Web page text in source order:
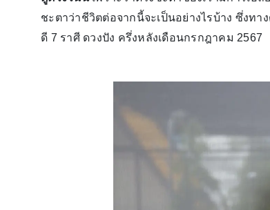
ชะตาว่าชีวิตต่อจากนี้จะเป็นอย่างไรบ้าง ซึ่งท
ดี 7 ราศี ดวงปัง ครึ่งหลังเดือนกรกฎาคม 2567